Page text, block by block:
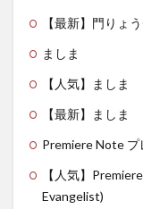
【最新】門りょ
ましま
【人気】ましま
【最新】ましま
Premiere Note
【人気】
Evangelist)